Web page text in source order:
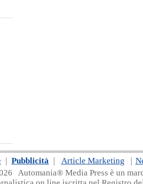
| Pubblicità | Article Marketing |
26 Automania® Media Press è un